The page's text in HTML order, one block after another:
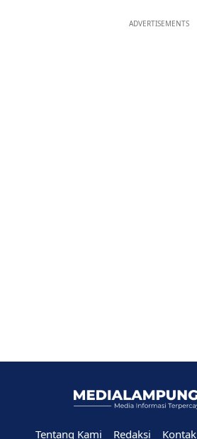
ADVERTISEMENTS
Tentang Kami Redaksi Kontak